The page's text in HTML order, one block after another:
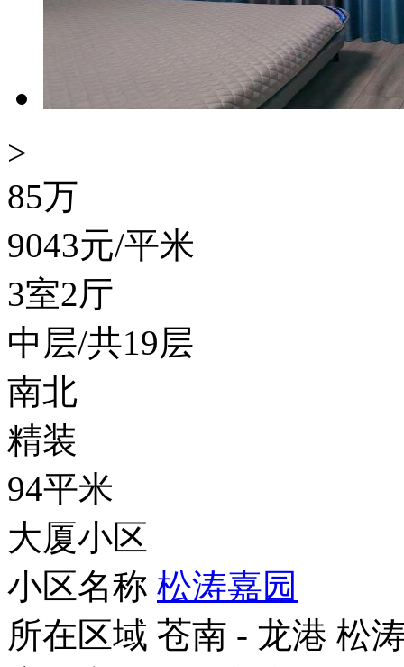
>
85万
9043元/平米
3室2厅
中层/共19层
南北
精装
94平米
大厦小区
小区名称 松涛嘉园
所在区域 苍南 - 龙港 松